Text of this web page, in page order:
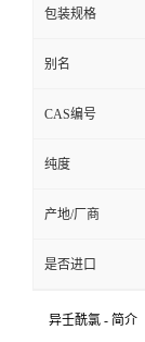
包装规格
别名
CAS编号
纯度
产地/厂商
是否进口
异壬酰氯 - 简介